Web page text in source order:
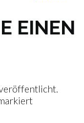
EINEN